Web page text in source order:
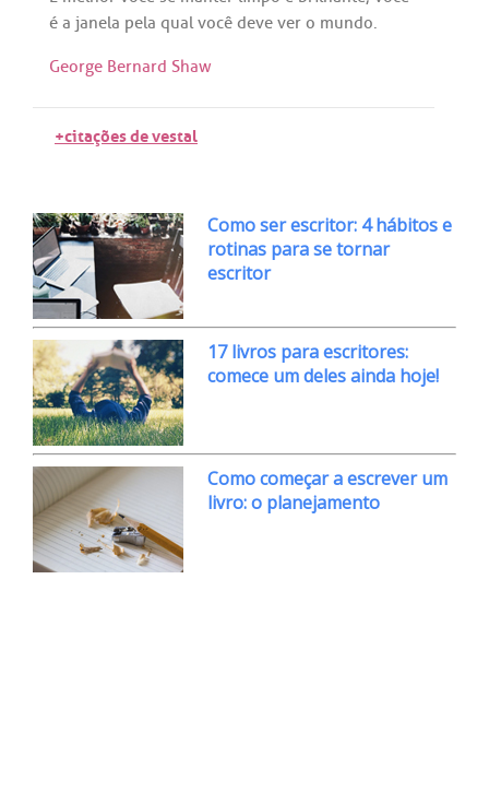
é a janela pela qual você deve ver o mundo.
George Bernard Shaw
+citações de vestal
Como ser escritor: 4 hábitos e
rotinas para se tornar
escritor
17 livros para escritores:
comece um deles ainda hoje!
Como começar a escrever um
livro: o planejamento